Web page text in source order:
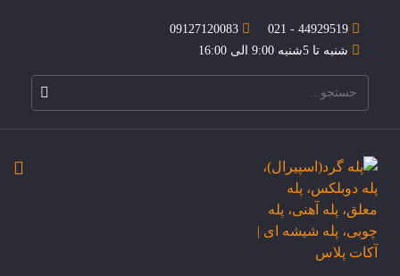
44929519 - 021
09127120083
شنبه تا 5شنبه 9:00 الی 16:00